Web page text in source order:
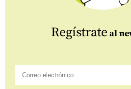
Regístrate al